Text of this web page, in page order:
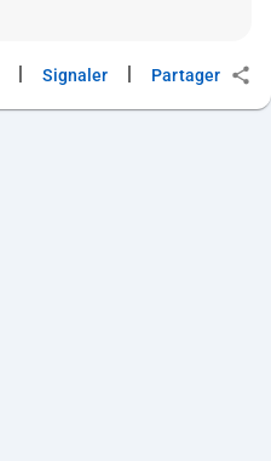
| Signaler | Partager